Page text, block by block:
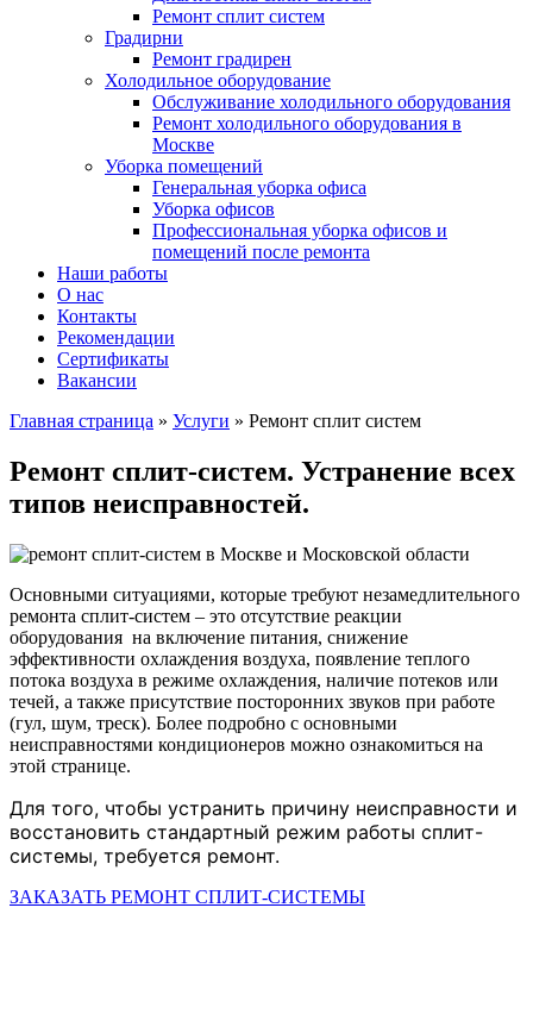
Ремонт сплит систем
Градирни
Ремонт градирен
Холодильное оборудование
Обслуживание холодильного оборудования
Ремонт холодильного оборудования в
Москве
Уборка помещений
Генеральная уборка офиса
Уборка офисов
Профессиональная уборка офисов и
помещений после ремонта
Наши работы
О нас
Контакты
Рекомендации
Сертификаты
Вакансии
Главная страница » Услуги » Ремонт сплит систем
Ремонт сплит-систем. Устранение всех
типов неисправностей.
Основными ситуациями, которые требуют незамедлительного
ремонта сплит-систем – это отсутствие реакции
оборудования на включение питания, снижение
эффективности охлаждения воздуха, появление теплого
потока воздуха в режиме охлаждения, наличие потеков или
течей, а также присутствие посторонних звуков при работе
(гул, шум, треск). Более подробно с основными
неисправностями кондиционеров можно ознакомиться на
этой странице.
Для того, чтобы устранить причину неисправности и
восстановить стандартный режим работы сплит-
системы, требуется ремонт.
ЗАКАЗАТЬ РЕМОНТ СПЛИТ-СИСТЕМЫ